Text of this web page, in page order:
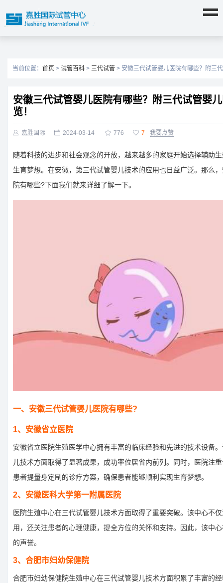
当前位置： 首页 > 试管百科 > 三代试管 > 安徽三代试管婴儿医院有哪些？附三
安徽三代试管婴儿医院有哪些？附三代试管婴
览！
 嘉胜国际  2024-03-14  776  7 我要点赞
随着科技的进步和社会观念的开放，越来越多的家庭开始选择辅助
生育梦想。在安徽，第三代试管婴儿技术的应用也日益广泛。那么
院有哪些?下面我们就来详细了解一下。
一、安徽三代试管婴儿医院有哪些?
1、安徽省立医院
安徽省立医院生殖医学中心拥有丰富的临床经验和先进的技术设备
儿技术方面取得了显著成果，成功率位居省内前列。同时，医院注
患者提量身定制的诊疗方案，确保患者能够顺利实现生育梦想。
2、安徽医科大学第一附属医院
医院生殖中心在三代试管婴儿技术方面取得了重要突破。该中心不
用，还关注患者的心理健康，提全方位的关怀和支持。因此，该中
的声誉。
3、合肥市妇幼保健院
合肥市妇幼保健院生殖中心在三代试管婴儿技术方面积累了丰富的